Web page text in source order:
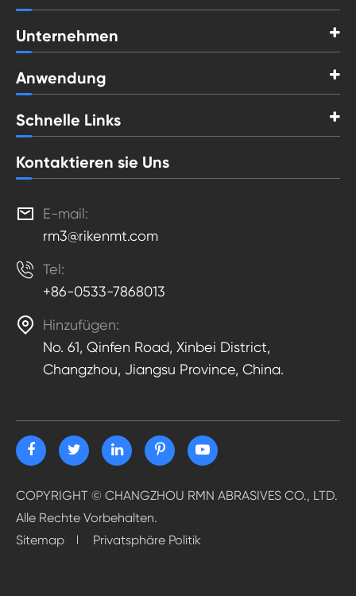
Unternehmen
Anwendung
Schnelle Links
Kontaktieren sie Uns

E-mail:
rm3@rikenmt.com
 Tel:
+86-0533-7868013

Hinzufügen:
No. 61, Qinfen Road, Xinbei District,
Changzhou, Jiangsu Province, China.
COPYRIGHT © CHANGZHOU RMN ABRASIVES CO., LTD.
Alle Rechte Vorbehalten.
Sitemap
Privatsphäre Politik